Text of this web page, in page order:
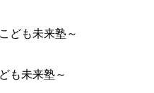
も未来塾～